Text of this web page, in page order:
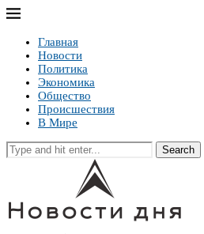
Главная
Новости
Политика
Экономика
Общество
Происшествия
В Мире
Search